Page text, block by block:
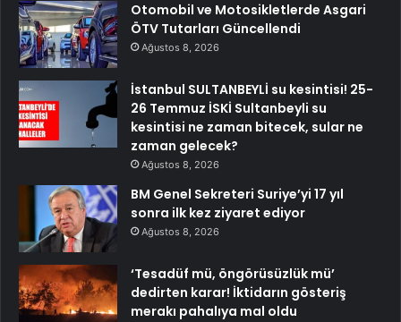
Otomobil ve Motosikletlerde Asgari
ÖTV Tutarları Güncellendi
Ağustos 8, 2026
İstanbul SULTANBEYLİ su kesintisi! 25-
26 Temmuz İSKİ Sultanbeyli su
kesintisi ne zaman bitecek, sular ne
zaman gelecek?
Ağustos 8, 2026
BM Genel Sekreteri Suriye’yi 17 yıl
sonra ilk kez ziyaret ediyor
Ağustos 8, 2026
‘Tesadüf mü, öngörüsüzlük mü’
dedirten karar! İktidarın gösteriş
merakı pahalıya mal oldu